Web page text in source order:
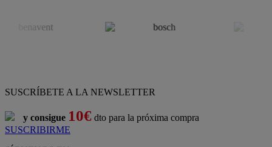
SUSCRÍBETE A LA NEWSLETTER
y consigue 10€ dto para la próxima compra
SUSCRIBIRME